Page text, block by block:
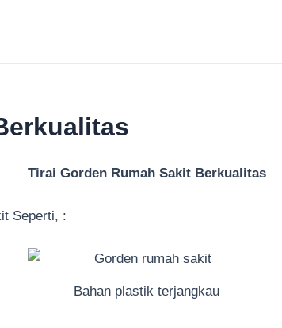
Tirai Gorden Rumah Sakit Berkualitas
Seperti, :
Bahan plastik terjangkau